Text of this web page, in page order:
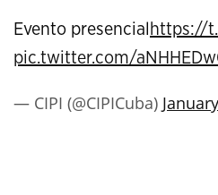
Evento presencial https://
pic.twitter.com/
— CIPI (@CIPICuba)